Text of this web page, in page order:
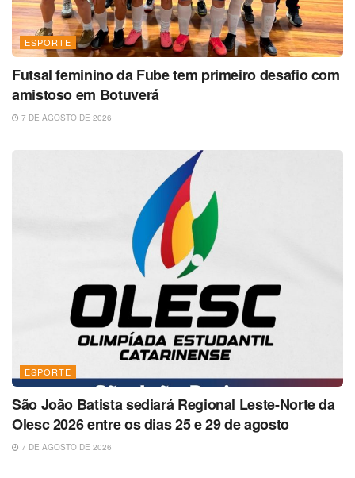
ESPORTE
Futsal feminino da Fube tem primeiro desafio com
amistoso em Botuverá
7 DE AGOSTO DE 2026
ESPORTE
São João Batista sediará Regional Leste-Norte da
Olesc 2026 entre os dias 25 e 29 de agosto
7 DE AGOSTO DE 2026